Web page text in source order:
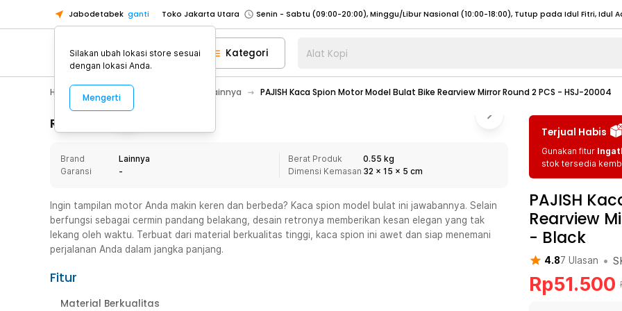
Jabodetabek ganti Toko Jakarta Utara
Toko Tangerang
Toko Cikupa
Pick n Go Jakarta Barat
Senin - Jumat (07:00 - 20:00), Sabtu - Minggu (08:00 - 20:00), Tutup pada Idul Fitri
Pick n Go Bekasi
Senin - Jumat (08:00 - 20:00), Sabtu - Minggu/ Libur Nasional (08:00 - 17:00) Selengkapnya
Senin - Jumat (08:00 - 20:00), Sabtu - Minggu/ Libur Nasional (08:00 - 17:00) Selengkapnya
Senin - Sabtu (09:00-20:00), Minggu/Libur Nasional (12:00-20:00), Tutup pada Idul Fitri
Senin - Sabtu (09:00-20:00), Minggu/Libur Nasional (12:00-20:00), Tutup pada Idul Fitri
Toko Tangerang
Toko Cikupa
Pick n Go Jakarta Barat
Senin - Jumat (07:00 - 20:00), Sabtu - Minggu (08:00 - 20:00), Tutup pada Idul Fitri
Senin - Jumat (08:00 - 20:00), Sabtu - Minggu/ Libur Nasional (08:00 - 17:00)
Selengkapnya
Senin - Jumat (08:00 - 20:00), Sabtu - Minggu/ Libur Nasional (08:00 - 17:00) Selengkapnya
Kategori Alat Kopi
Hobby Motor Aksesoris Motor Lainnya PAJISH Kaca Spion Motor Model Bulat Bike Rearview Mirror Round 2 PCS - HSJ-20004
Rincian Produk
Brand
Lainnya
Garansi
-
Berat Produk
0.55 kg
Dimensi Kemasan 32 x 15 x 5 cm
Ingin tampilan motor Anda makin keren dan berbeda? Kaca spion model bulat ini jawabannya. Selain
berfungsi sebagai cermin pandang belakang, desain retronya memberikan kesan elegan yang tak
lekang oleh waktu. Terbuat dari material berkualitas tinggi, kaca spion ini awet dan siap menemani
perjalanan Anda dalam jangka panjang.
Fitur
Material Berkualitas
Terjual Habis
Gunakan fitur
stok tersedia
PAJISH
Rearview
- Black
4.87 Ulasan •
Rp51.500
Silakan ubah lokasi store sesuai
dengan lokasi Anda.
Mengerti